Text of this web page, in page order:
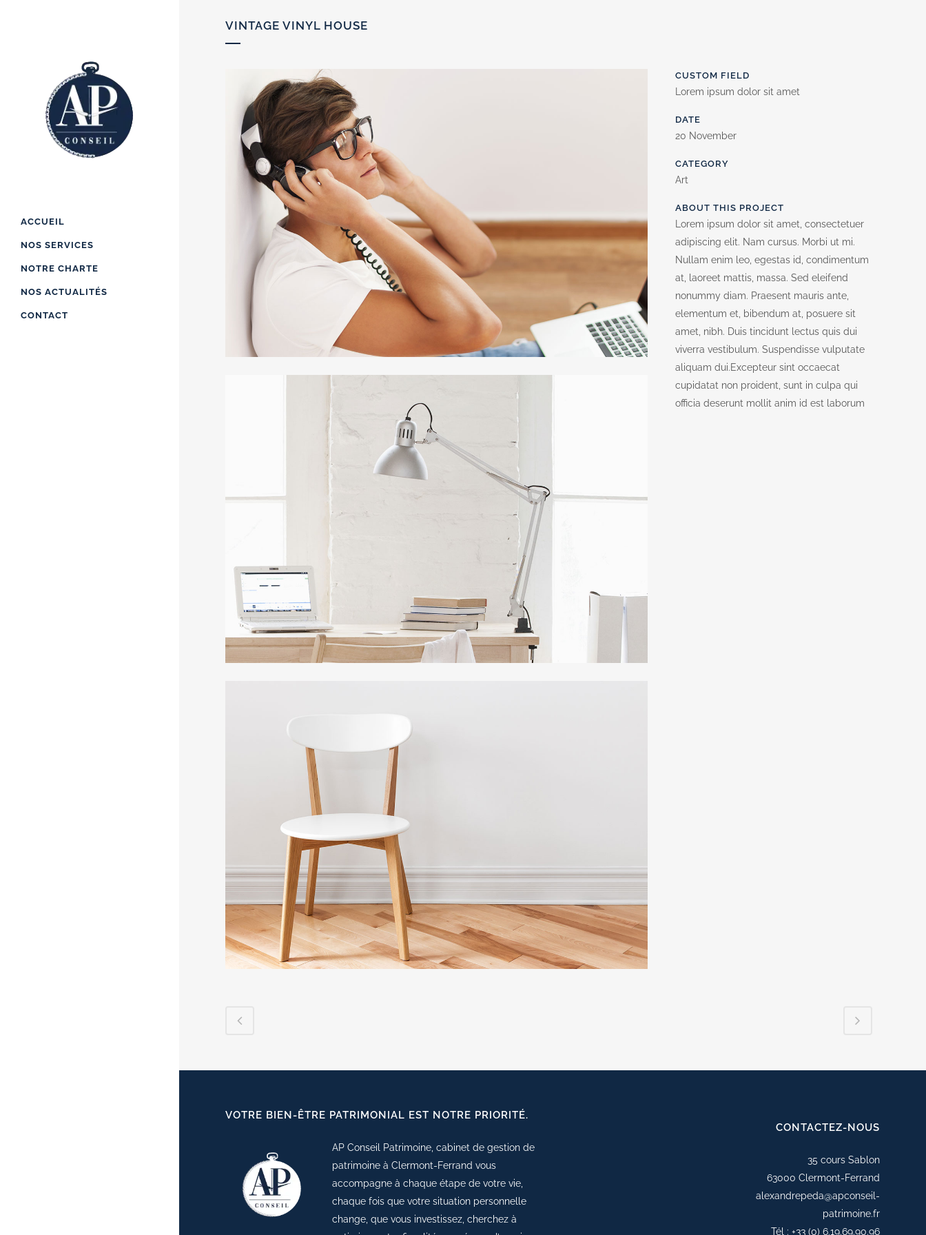
ACCUEIL
NOS SERVICES
NOTRE CHARTE
NOS ACTUALITÉS
CONTACT
VINTAGE VINYL HOUSE
CUSTOM FIELD
Lorem ipsum dolor sit amet
DATE
20 November
CATEGORY
Art
ABOUT THIS PROJECT
Lorem ipsum dolor sit amet, consectetuer
adipiscing elit. Nam cursus. Morbi ut mi.
Nullam enim leo, egestas id, condimentum
at, laoreet mattis, massa. Sed eleifend
nonummy diam. Praesent mauris ante,
elementum et, bibendum at, posuere sit
amet, nibh. Duis tincidunt lectus quis dui
viverra vestibulum. Suspendisse vulputate
aliquam dui.Excepteur sint occaecat
cupidatat non proident, sunt in culpa qui
officia deserunt mollit anim id est laborum
VOTRE BIEN-ÊTRE PATRIMONIAL EST NOTRE PRIORITÉ.
AP Conseil Patrimoine, cabinet de gestion de
patrimoine à Clermont-Ferrand vous
accompagne à chaque étape de votre vie,
chaque fois que votre situation personnelle
change, que vous investissez, cherchez à
CONTACTEZ-NOUS
35 cours Sablon
63000 Clermont-Ferrand
alexandrepeda@apconseil-
patrimoine.fr
Tél : +33 (0) 6.19.69.90.96